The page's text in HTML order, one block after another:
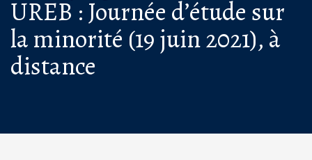
UREB : Journée d’étude sur
la minorité (19 juin 2021), à
distance